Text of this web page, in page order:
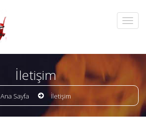
İletişim
Ana Sayfa İletişim